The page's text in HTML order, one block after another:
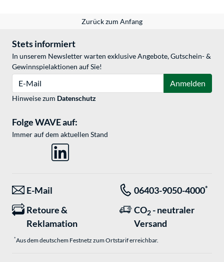
Zurück zum Anfang
Stets informiert
In unserem Newsletter warten exklusive Angebote, Gutschein- &
Gewinnspielaktionen auf Sie!
Anmelden
Hinweise zum Datenschutz
Folge WAVE auf:
Immer auf dem aktuellen Stand
E-Mail 06403-9050-4000*
Retoure &
Reklamation
CO2 - neutraler
Versand
*Aus dem deutschem Festnetz zum Ortstarif erreichbar.